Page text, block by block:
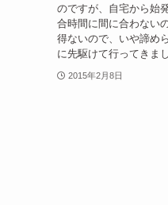
のですが、自宅から始
合時間に間に合わない
得ないので、いや諦め
に先駆けて行ってきまし
2015年2月8日